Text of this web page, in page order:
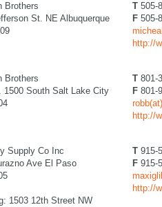
Brothers
St. NE Albuquerque
T 505-
F 505-
http://
Brothers
1500 South Salt Lake City
T 801-
F 801-
http://
Supply Co Inc
Ave El Paso
1503 12th Street NW
T 915-
F 915-
http://